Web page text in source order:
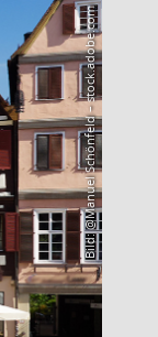
Bild: @Manuel Schönfeld – stock.adobe.com